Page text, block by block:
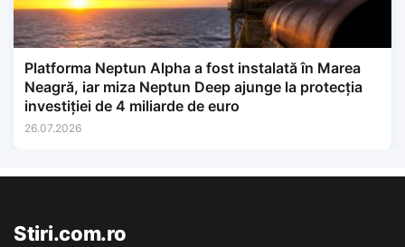
Platforma Neptun Alpha a fost instalată în Marea
Neagră, iar miza Neptun Deep ajunge la protecția
investiției de 4 miliarde de euro
26.07.2026
Stiri.com.ro